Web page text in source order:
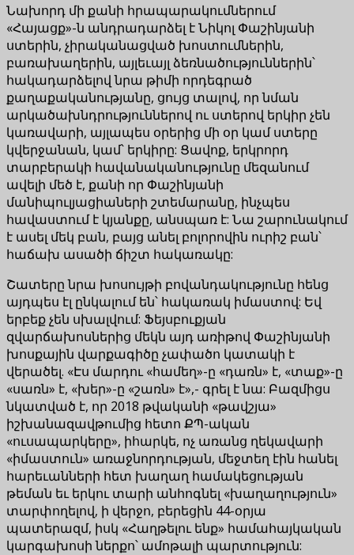
Նախորդ մի քանի հրապարակումներում
«Հայացք»-ն անդրադարձել է Նիկոլ Փաշինյանի
ստերին, չիրականացված խոստումներին,
բառախաղերին, այլեւայլ ձեռնածություններին՝
հակադարձելով նրա թիմի որդեգրած
քաղաքականությանը, ցույց տալով, որ նման
արկածախնդրություններով ու ստերով երկիր չեն
կառավարի, այլապես օրերից մի օր կամ ստերը
կվերջանան, կամ՝ երկիրը: Ցավոք, երկրորդ
տարբերակի հավանականությունը մեզանում
ավելի մեծ է, քանի որ Փաշինյանի
մանիպուլյացիաների շտեմարանը, ինչպես
հավաստում է կյանքը, անսպառ է: Նա շարունակում
է ասել մեկ բան, բայց անել բոլորովին ուրիշ բան՝
հաճախ ասածի ճիշտ հակառակը:
Շատերը նրա խոսույթի բովանդակությունը հենց
այդպես էլ ընկալում են՝ հակառակ իմաստով: Եվ
երբեք չեն սխալվում: Ֆեյսբուքյան
զվարճախոսներից մեկն այդ առիթով Փաշինյանի
խոսքային վարքագիծը չափածո կատակի է
վերածել. «Էս մարդու «համեղ»-ը «դառն» է, «տաք»-ը
«սառն» է, «խեր»-ը «շառն» է»,- գրել է նա: Բազմիցս
նկատված է, որ 2018 թվականի «թավշյա»
իշխանազավթումից հետո ՔՊ-ական
«ուսապարկերը», իհարկե, ոչ առանց ղեկավարի
«իմաստուն» առաջնորդության, մեջտեղ էին հանել
հարեւանների հետ խաղաղ համակեցության
թեման եւ երկու տարի անհոգնել «խաղաղություն»
տարփողելով, ի վերջո, բերեցին 44-օրյա
պատերազմ, իսկ «Հաղթելու ենք» համահայկական
կարգախոսի ներքո՝ ամոթալի պարտություն: